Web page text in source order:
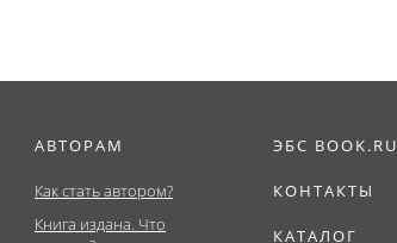
АВТОРАМ
Как стать автором?
Книга издана. Что
ЭБС BOOK.RU
КОНТАКТЫ
КАТАЛОГ